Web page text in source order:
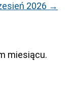
2026 →
miesiącu.